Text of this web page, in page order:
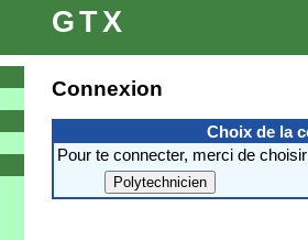
GTX
Connexion
Choix de la
Pour te connecter, merci de